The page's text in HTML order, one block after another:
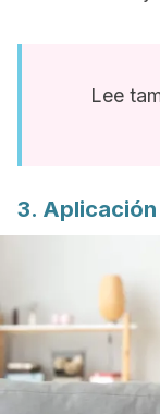
Lee
3.